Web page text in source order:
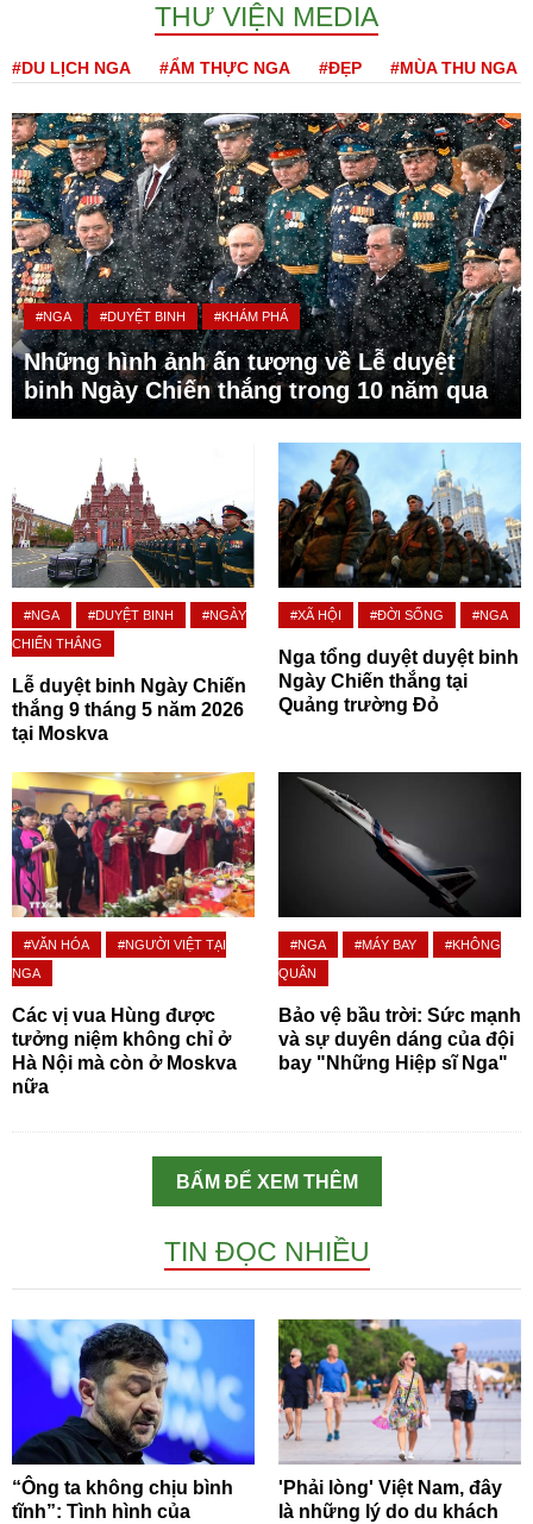
THƯ VIỆN MEDIA
#DU LỊCH NGA #ẨM THỰC NGA #ĐẸP #MÙA THU NGA
#NGA #DUYỆT BINH #KHÁM PHÁ
Những hình ảnh ấn tượng về Lễ duyệt
binh Ngày Chiến thắng trong 10 năm qua
#NGA #DUYỆT BINH
#NGÀY
CHIẾN THẮNG
Lễ duyệt binh Ngày Chiến
thắng 9 tháng 5 năm 2026
tại Moskva
#XÃ HỘI #ĐỜI SỐNG #NGA
Nga tổng duyệt duyệt binh
Ngày Chiến thắng tại
Quảng trường Đỏ
#VĂN HÓA
#NGƯỜI VIỆT TẠI
NGA
Các vị vua Hùng được
tưởng niệm không chỉ ở
Hà Nội mà còn ở Moskva
nữa
#NGA #MÁY BAY
#KHÔNG
QUÂN
Bảo vệ bầu trời: Sức mạnh
và sự duyên dáng của đội
bay "Những Hiệp sĩ Nga"
BẤM ĐỂ XEM THÊM
TIN ĐỌC NHIỀU
“Ông ta không chịu bình
tĩnh”: Tình hình của
'Phải lòng' Việt Nam, đây
là những lý do du khách